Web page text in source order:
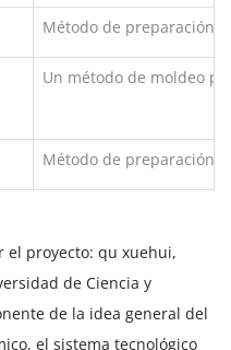
Método de preparación
Un método de moldeo
Método de preparación
el proyecto: qu xuehui,
de Ciencia y
de la idea general del
el sistema tecnológico